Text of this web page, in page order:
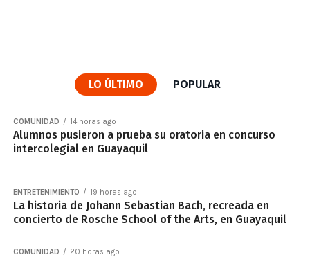
LO ÚLTIMO POPULAR
COMUNIDAD 14 horas ago
Alumnos pusieron a prueba su oratoria en concurso
intercolegial en Guayaquil
ENTRETENIMIENTO 19 horas ago
La historia de Johann Sebastian Bach, recreada en
concierto de Rosche School of the Arts, en Guayaquil
COMUNIDAD 20 horas ago